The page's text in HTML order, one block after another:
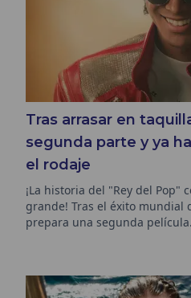
Tras arrasar en
segunda parte y ya
el rodaje
¡La historia del "Rey del Pop"
grande! Tras el éxito mundial
prepara una segunda película.